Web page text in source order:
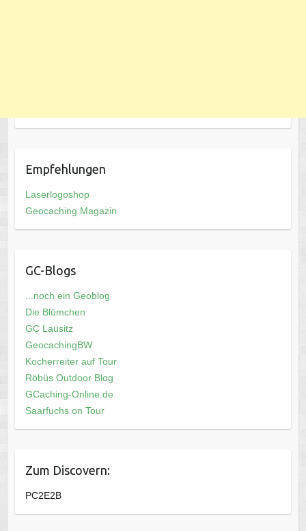
Empfehlungen
Laserlogoshop
Geocaching Magazin
GC-Blogs
...noch ein Geoblog
Die Blümchen
GC Lausitz
GeocachingBW
Kocherreiter auf Tour
Röbüs Outdoor Blog
GCaching-Online.de
Saarfuchs on Tour
Zum Discovern:
PC2E2B